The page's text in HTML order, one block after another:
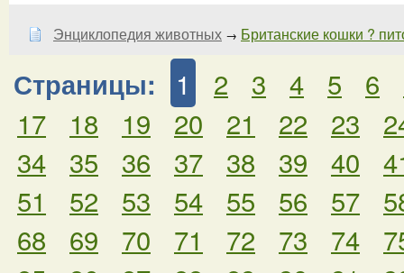
Энциклопедия животных → Британские кошки ?
Страницы: 1 2 3 4 5 6
17
18 19 20 21 22 23
34
35 36 37 38 39 40
51
52 53 54 55 56 57
68
69 70 71 72 73 74